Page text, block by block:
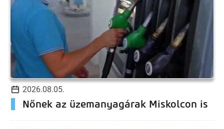
2026.08.05.
Nőnek az üzemanyagárak Miskolcon is